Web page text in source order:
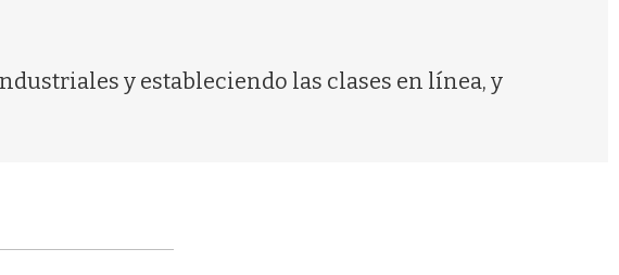
y estableciendo las clases en línea, y